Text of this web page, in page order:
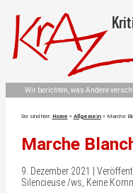
Wir berichten, was Andere
Sie sind hier: Home » Allgemein» Marche
Marche
9. Dezember 2021 |
Silencieuse /ws, Keine